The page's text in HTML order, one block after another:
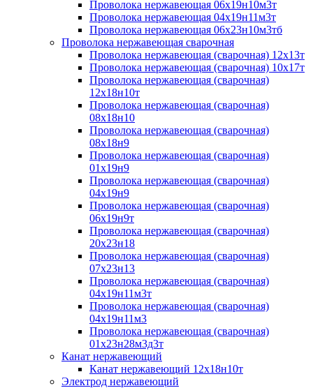
Проволока нержавеющая 06х19н10м3т
Проволока нержавеющая 04х19н11м3т
Проволока нержавеющая 06х23н10м3тб
Проволока нержавеющая сварочная
Проволока нержавеющая (сварочная) 12х13т
Проволока нержавеющая (сварочная) 10х17т
Проволока нержавеющая (сварочная)
12х18н10т
Проволока нержавеющая (сварочная)
08х18н10
Проволока нержавеющая (сварочная)
08х18н9
Проволока нержавеющая (сварочная)
01х19н9
Проволока нержавеющая (сварочная)
04х19н9
Проволока нержавеющая (сварочная)
06х19н9т
Проволока нержавеющая (сварочная)
20х23н18
Проволока нержавеющая (сварочная)
07х23н13
Проволока нержавеющая (сварочная)
04х19н11м3т
Проволока нержавеющая (сварочная)
04х19н11м3
Проволока нержавеющая (сварочная)
01х23н28м3д3т
Канат нержавеющий
Канат нержавеющий 12х18н10т
Электрод нержавеющий